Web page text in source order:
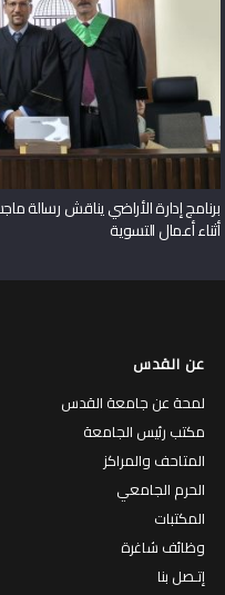
برنامج إدارة الأراضي يناقش رسالة
أثناء أعمال التسوية
عن القدس
لمحة عن جامعة القدس
مكتب رئيس الجامعة
المتاحف والمراكز
الحرم الجامعي
المكتبات
وظائف شاغرة
إتـصل بنا